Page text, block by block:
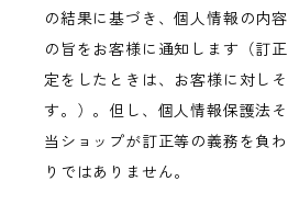
の結果に基づき、個人情報の内
の旨をお客様に通知します（訂
定をしたときは、お客様に対し
す。）。但し、個人情報保護法
当ショップが訂正等の義務を負
りではありません。